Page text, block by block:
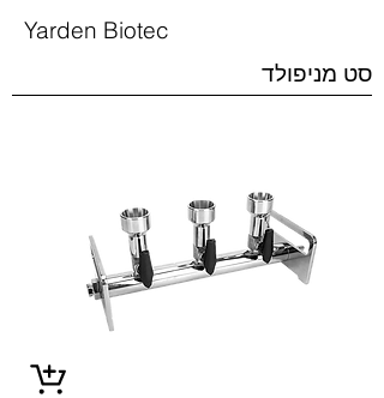
Yarden Biotec
סט מניפולד